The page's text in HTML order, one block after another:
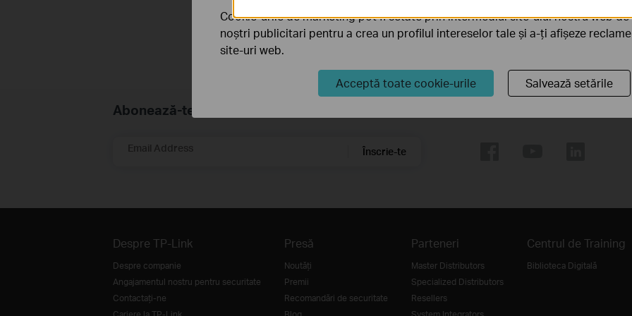
Abonează-te
Email Address Înscrie-te
Despre TP-Link
Despre companie
Angajamentul nostru pentru securitate
Contactați-ne
Presă
Noutăţi
Premii
Recomandări de securitate
Parteneri
Master Distributors
Specialized Distributors
Resellers
Centrul de Training
Biblioteca Digitală
Cookie-urile de marketing pot fi setate prin intermediul site-ului nostru web
noștri publicitari pentru a crea un profilul intereselor tale și a-ți afișeze
site-uri web.
Acceptă toate cookie-urile Salvează setările